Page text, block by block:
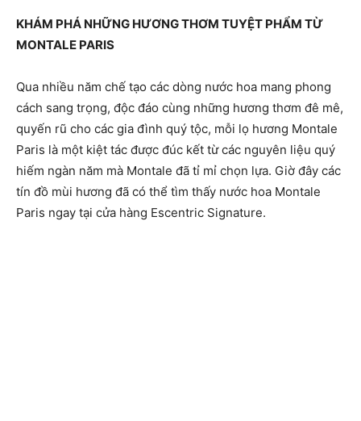
KHÁM PHÁ NHỮNG HƯƠNG THƠM TUYỆT PHẨM TỪ
MONTALE PARIS
Qua nhiều năm chế tạo các dòng nước hoa mang phong
cách sang trọng, độc đáo cùng những hương thơm đê mê,
quyến rũ cho các gia đình quý tộc, mỗi lọ hương Montale
Paris là một kiệt tác được đúc kết từ các nguyên liệu quý
hiếm ngàn năm mà Montale đã tỉ mỉ chọn lựa. Giờ đây các
tín đồ mùi hương đã có thể tìm thấy nước hoa Montale
Paris ngay tại cửa hàng Escentric Signature.